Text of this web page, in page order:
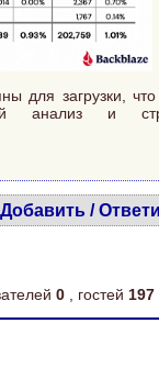
для загрузки,
анализ и
Добавить /
0 , гостей 197